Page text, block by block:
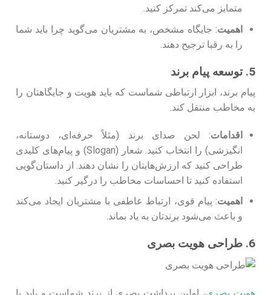
متمایز می‌کند تمرکز کنید.
اهمیت: جایگاه مشخص، به مشتریان می‌گوید چرا باید شما
را به رقبا ترجیح دهند.
5. توسعه پیام برند
پیام برند، ابزار ارتباطی شماست که باید هویت و جایگاهتان را
به مخاطب منتقل کند.
اقدامات: لحن صدای برند (مثلاً حرفه‌ای، دوستانه،
انگیزشی) را انتخاب کنید. شعار (Slogan) و پیام‌های کلیدی
طراحی کنید که ارزش‌هایتان را نشان دهند. از داستان‌گویی
استفاده کنید تا احساسات مخاطب را درگیر کنید.
اهمیت: پیام قوی، ارتباط عاطفی با مشتریان ایجاد می‌کند
و باعث می‌شود برندتان به یاد بماند.
6. طراحی هویت بصری